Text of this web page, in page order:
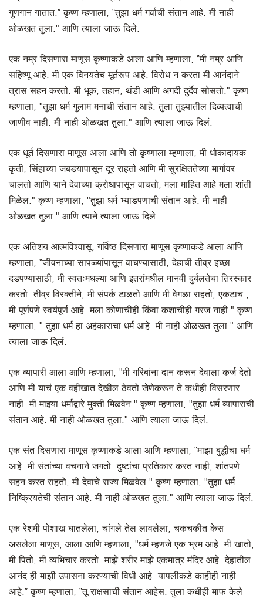
गुणगान गातात.” कृष्ण म्हणाला, “तुझा धर्म गर्वाची संतान आहे. मी नाही
ओळखत तुला." आणि त्याला जाऊ दिले.
एक नम्र दिसणारा माणूस कृष्णाकडे आला आणि म्हणाला, “मी नम्र आणि
सहिष्णू आहे. मी एक विनयतेच मूर्तरूप आहे. विरोध न करता मी आनंदाने
त्रास सहन करतो. मी भूक, तहान, थंडी आणि अगदी दुर्दैव सोसतो." कृष्ण
म्हणाला, "तुझा धर्म गुलाम मनाची संतान आहे. तुला तुझ्यातील दिव्यत्वाची
जाणीव नाही. मी नाही ओळखत तुला." आणि त्याला जाऊ दिलं.
एक धूर्त दिसणारा माणूस आला आणि तो कृष्णाला म्हणाला, मी धोकादायक
कृती, सिंहाच्या जबडयापासून दूर राहतो आणि मी सुरक्षिततेच्या मार्गावर
चालतो आणि याने देवाच्या क्रोधापासून वाचतो, मला माहित आहे मला शांती
मिळेल." कृष्ण म्हणाला, "तुझा धर्म भ्याडपणाची संतान आहे. मी नाही
ओळखत तुला." आणि त्याने त्याला जाऊ दिले.
एक अतिशय आत्मविश्वासू, गर्विष्ठ दिसणारा माणूस कृष्णाकडे आला आणि
म्हणाला, “जीवनाच्या सापळ्यांपासून वाचण्यासाठी, देहाची तीव्र इच्छा
दडपण्यासाठी, मी स्वतःमधल्या आणि इतरांमधील मानवी दुर्बलतेचा तिरस्कार
करतो. तीव्र विरक्तीने, मी संपर्क टाळतो आणि मी वेगळा राहतो, एकटाच ,
मी पूर्णपणे स्वयंपूर्ण आहे. मला कोणाचीही किंवा कशाचीही गरज नाही." कृष्ण
म्हणाला, " तुझा धर्म हा अहंकाराचा धर्म आहे. मी नाही ओळखत तुला." आणि
त्याला जाऊ दिलं.
एक व्यापारी आला आणि म्हणाला, "मी गरिबांना दान करून देवाला कर्ज देतो
आणि मी याचं एक वहीखात देखील ठेवतो जेणेकरून ते कधीही विसरणार
नाही. मी माझ्या धर्माद्वारे मुक्ती मिळवेन." कृष्ण म्हणाला, "तुझा धर्म व्यापाराची
संतान आहे. मी नाही ओळखत तुला." आणि त्याला जाऊ दिलं.
एक संत दिसणारा माणूस कृष्णाकडे आला आणि म्हणाला, “माझा बुद्धीचा धर्म
आहे. मी संतांच्या वचनाने जगतो. दुष्टांचा प्रतिकार करत नाही, शांतपणे
सहन करत राहतो, मी देवाचे राज्य मिळवेल." कृष्ण म्हणाला, "तुझा धर्म
निष्क्रियतेची संतान आहे. मी नाही ओळखत तुला." आणि त्याला जाऊ दिलं.
एक रेशमी पोशाख घातलेला, चांगले तेल लावलेला, चकचकीत केस
असलेला माणूस, आला आणि म्हणाला, "धर्म म्हणजे एक भ्रम आहे. मी खातो,
मी पितो, मी व्यभिचार करतो. माझे शरीर माझे एकमात्र मंदिर आहे. देहातील
आनंद ही माझी उपासना करण्याची विधी आहे. यापलीकडे काहीही नाही
आहे.” कृष्ण म्हणाला, “तू राक्षसाची संतान आहेस. तुला कधीही माफ केले